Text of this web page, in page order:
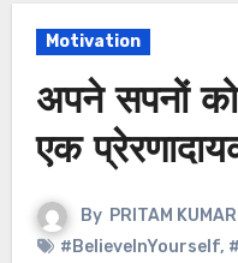
Motivation
अपने सपनों
एक
By PRITAM
#BelieveInYourself,